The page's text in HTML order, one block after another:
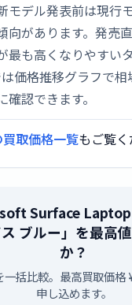
モデル発表前は現行
向があります。発売
最も高くなりやすい
価格推移グラフで相
認できます。
取価格一覧もご覧く
Surface
ブルー」を最高
か？
括比較。最高買取価格
申し込めます。